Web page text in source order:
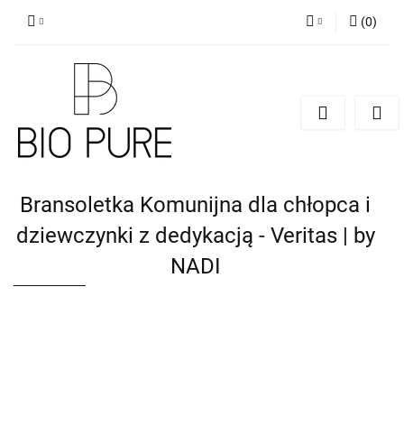
Dodaj zgłoszenie
(0)
Bransoletka Komunijna dla chłopca i
dziewczynki z dedykacją - Veritas | by
NADI